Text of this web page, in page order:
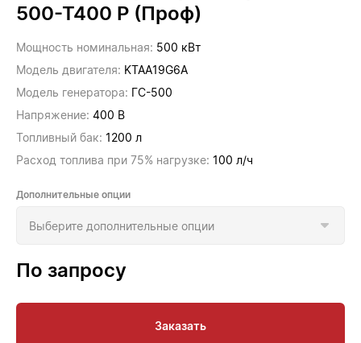
500-Т400 P (Проф)
Мощность номинальная: 500 кВт
Модель двигателя: KTAA19G6A
Модель генератора: ГС-500
Напряжение: 400 В
Топливный бак: 1200 л
Расход топлива при 75% нагрузке: 100 л/ч
Дополнительные опции
По запросу
Заказать